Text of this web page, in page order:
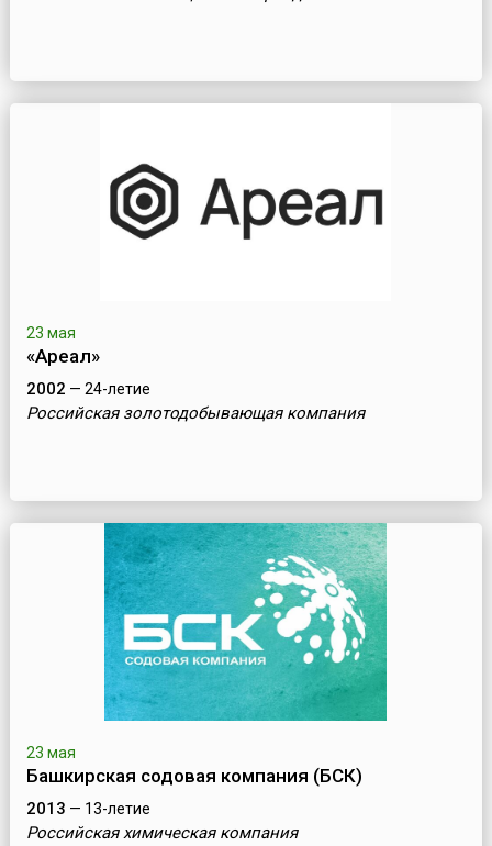
23 мая
«Ареал»
2002 — 24-летие
Российская золотодобывающая компания
23 мая
Башкирская содовая компания (БСК)
2013 — 13-летие
Российская химическая компания